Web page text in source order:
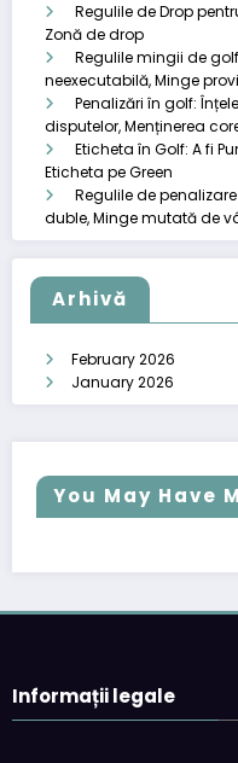
Regulile de Drop
Zonă de drop
Regulile mingii de
neexecutabilă, Minge
Penalizări în golf:
disputelor, Menținerea
Eticheta în Golf: A fi
Eticheta pe Green
Regulile de
duble, Minge mutată de
Arhivă
February 2026
January 2026
You May Have
Informații legale